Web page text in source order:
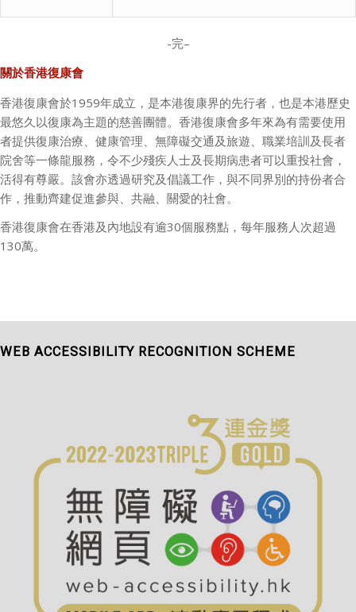
-完–
關於香港復康會
香港復康會於1959年成立，是本港復康界的先行者，也是本港歷史
最悠久以復康為主題的慈善團體。香港復康會多年來為有需要使用
者提供復康治療、健康管理、無障礙交通及旅遊、職業培訓及長者
院舍等一條龍服務，令不少殘疾人士及長期病患者可以重投社會，
活得有尊嚴。該會亦透過研究及倡議工作，與不同界別的持份者合
作，推動齊建促進參與、共融、關愛的社會。
香港復康會在香港及內地設有逾30個服務點，每年服務人次超過
130萬。
WEB ACCESSIBILITY RECOGNITION SCHEME